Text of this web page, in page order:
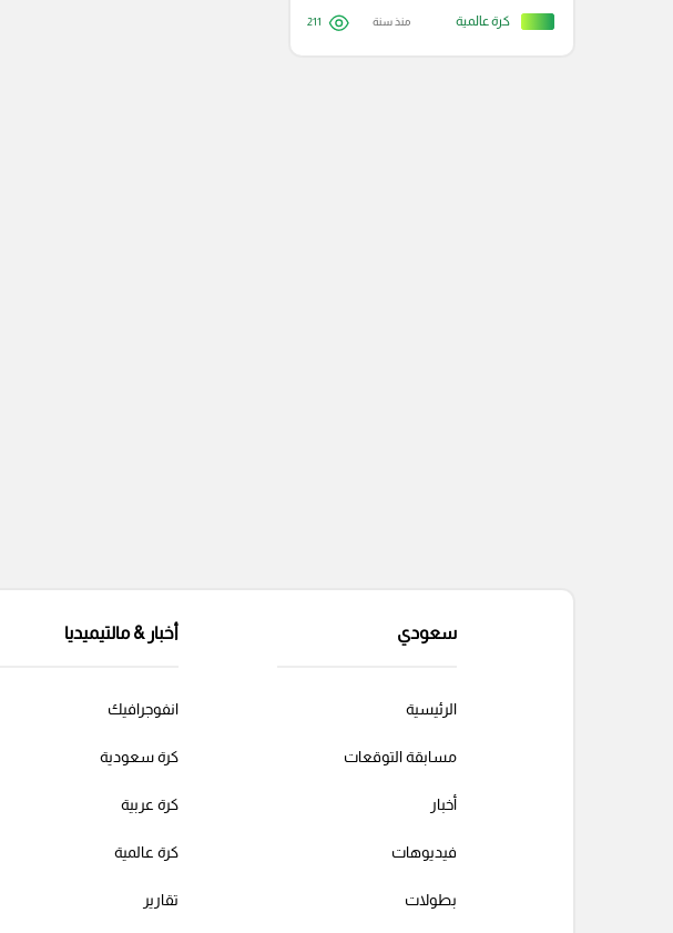
كرة عالمية منذ سنة 211
سعودي
الرئيسية
مسابقة التوقعات
أخبار
فيديوهات
بطولات
أخبار & مالتيميديا
انفوجرافيك
كرة سعودية
كرة عربية
كرة عالمية
تقارير